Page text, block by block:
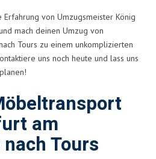
von Umzugsmeister König
mach deinen Umzug von
Tours zu einem unkomplizierten
uns noch heute und lass uns
am
Tours